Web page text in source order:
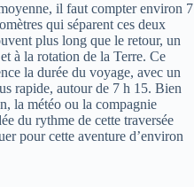
il faut compter environ 7
qui séparent ces deux
plus long que le retour, un
à la rotation de la Terre. Ce
la durée du voyage, avec un
rapide, autour de 7 h 15. Bien
la météo ou la compagnie
du rythme de cette traversée
pour cette aventure d’environ